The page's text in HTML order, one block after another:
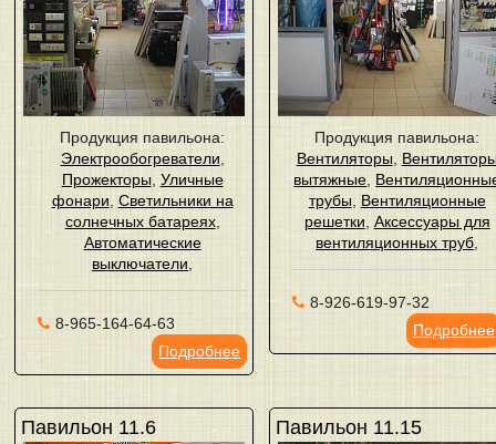
Продукция павильона:
Электрообогреватели,
Прожекторы, Уличные
фонари, Светильники на
солнечных батареях,
Автоматические
выключатели,
8-965-164-64-63
Подробнее
Продукция павильона:
Вентиляторы,
вытяжные,
трубы, Вентиляционные
решетки, Аксессуары для
вентиляционных труб,
8-926-619-97-32
Подробнее
Павильон 11.6 Павильон 11.15